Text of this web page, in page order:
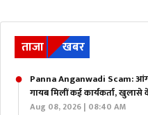
ताजा खबर
Panna Anganwadi Scam:
गायब मिलीं कई कार्यकर्ता,
Aug 08, 2026 | 08:40 AM